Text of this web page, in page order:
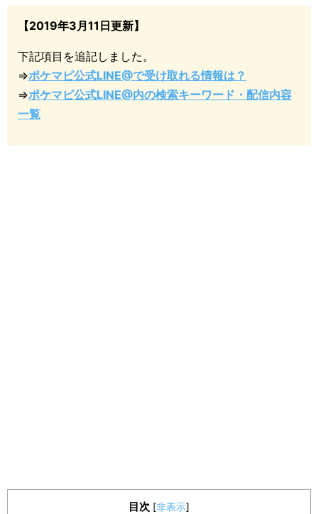
【2019年3月11日更新】
下記項目を追記しました。
⇒ポケマピ公式LINE@で受け取れる情報は？
⇒ポケマピ公式LINE@内の検索キーワード・配信内容
一覧
目次 [非表示]